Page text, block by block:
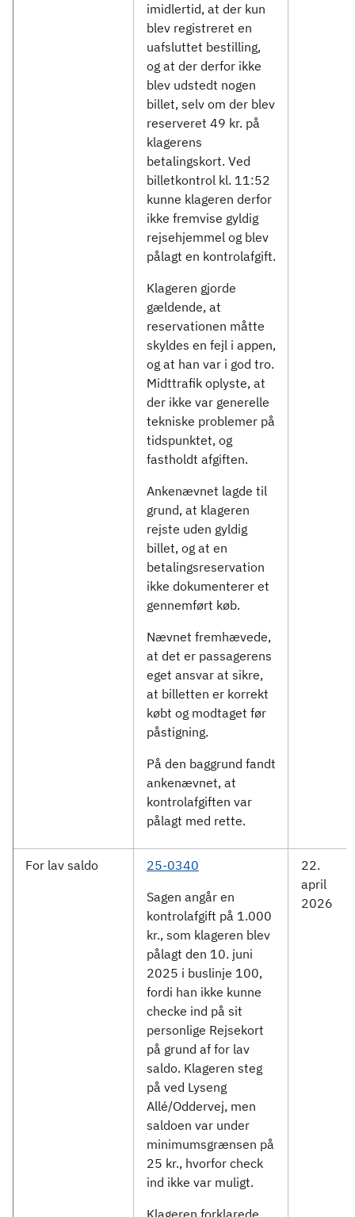
imidlertid, at der kun
blev registreret en
uafsluttet bestilling,
og at der derfor ikke
blev udstedt nogen
billet, selv om der blev
reserveret 49 kr. på
klagerens
betalingskort. Ved
billetkontrol kl. 11:52
kunne klageren derfor
ikke fremvise gyldig
rejsehjemmel og blev
pålagt en kontrolafgift.
Klageren gjorde
gældende, at
reservationen måtte
skyldes en fejl i appen,
og at han var i god tro.
Midttrafik oplyste, at
der ikke var generelle
tekniske problemer på
tidspunktet, og
fastholdt afgiften.
Ankenævnet lagde til
grund, at klageren
rejste uden gyldig
billet, og at en
betalingsreservation
ikke dokumenterer et
gennemført køb.
Nævnet fremhævede,
at det er passagerens
eget ansvar at sikre,
at billetten er korrekt
købt og modtaget før
påstigning.
På den baggrund fandt
ankenævnet, at
kontrolafgiften var
pålagt med rette.
For lav saldo
25-0340
Sagen angår en
kontrolafgift på 1.000
kr., som klageren blev
pålagt den 10. juni
2025 i buslinje 100,
fordi han ikke kunne
checke ind på sit
personlige Rejsekort
på grund af for lav
saldo. Klageren steg
på ved Lyseng
Allé/Oddervej, men
saldoen var under
minimumsgrænsen på
25 kr., hvorfor check
ind ikke var muligt.
Klageren forklarede,
22.
april
2026